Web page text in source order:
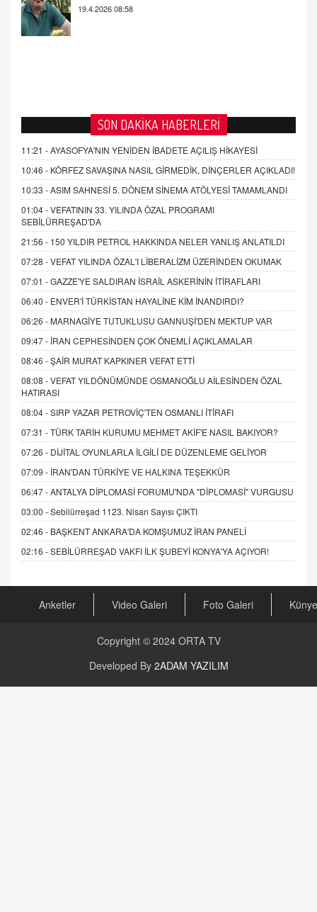
SON DAKİKA HABERLERİ
11:21 -AYASOFYA'NIN YENİDEN İBADETE AÇILIŞ HİKAYESİ
10:46 - KÖRFEZ SAVAŞINA NASIL GİRMEDİK, DİNÇERLER AÇIKLADI!
10:33 -ASIM SAHNESİ 5. DÖNEM SİNEMA ATÖLYESİ TAMAMLANDI
01:04 -VEFATININ 33. YILINDA ÖZAL PROGRAMI
SEBİLÜRREŞAD'DA
21:56 - 150 YILDIR PETROL HAKKINDA NELER YANLIŞ ANLATILDI
07:28 -VEFAT YILINDA ÖZAL'I LİBERALİZM ÜZERİNDEN OKUMAK
07:01 -GAZZE'YE SALDIRAN İSRAİL ASKERİNİN İTİRAFLARI
06:40 - ENVER'İ TÜRKİSTAN HAYALİNE KİM İNANDIRDI?
06:26 - MARNAGİYE TUTUKLUSU GANNUŞİ'DEN MEKTUP VAR
09:47 - İRAN CEPHESİNDEN ÇOK ÖNEMLİ AÇIKLAMALAR
08:46 -ŞAİR MURAT KAPKINER VEFAT ETTİ
08:08 -VEFAT YILDÖNÜMÜNDE OSMANOĞLU AİLESİNDEN ÖZAL
HATIRASI
08:04 -SIRP YAZAR PETROVİÇ'TEN OSMANLI İTİRAFI
07:31 -TÜRK TARİH KURUMU MEHMET AKİF'E NASIL BAKIYOR?
07:26 - DİJİTAL OYUNLARLA İLGİLİ DE DÜZENLEME GELİYOR
07:09 - İRAN'DAN TÜRKİYE VE HALKINA TEŞEKKÜR
06:47 -ANTALYA DİPLOMASİ FORUMU'NDA "DİPLOMASİ" VURGUSU
03:00 -Sebilürreşad 1123. Nisan Sayısı ÇIKTI
02:46 - BAŞKENT ANKARA'DA KOMŞUMUZ İRAN PANELİ
02:16 -SEBİLÜRREŞAD VAKFI İLK ŞUBEYİ KONYA'YA AÇIYOR!
Anketler Video Galeri Foto Galeri Künye
Copyright © 2024 ORTA TV
Developed By 2ADAM YAZILIM